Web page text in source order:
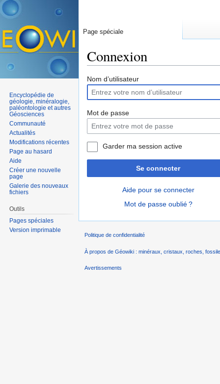
Connexion
Nom d’utilisateur
Mot de passe
Garder ma session active
Se connecter
Aide pour se connecter
Mot de passe oublié ?
Page spéciale
Encyclopédie de
géologie, minéralogie,
paléontologie et autres
Géosciences
Communauté
Actualités
Modifications récentes
Page au hasard
Aide
Créer une nouvelle
page
Galerie des nouveaux
fichiers
Outils
Pages spéciales
Version imprimable
Politique de confidentialité
À propos de Géowiki : minéraux, cristaux, roches,
Avertissements